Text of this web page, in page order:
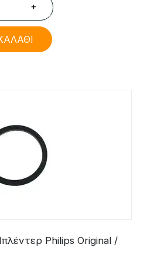
+
Philips Original /